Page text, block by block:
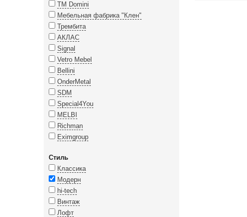
TM Domini
Мебельная фабрика "Клен"
Трембита
АКЛАС
Signal
Vetro Mebel
Bellini
OnderMetal
SDM
Special4You
MELBI
Richman
Eximgroup
Стиль
Классика
Модерн
hi-tech
Винтаж
Лофт